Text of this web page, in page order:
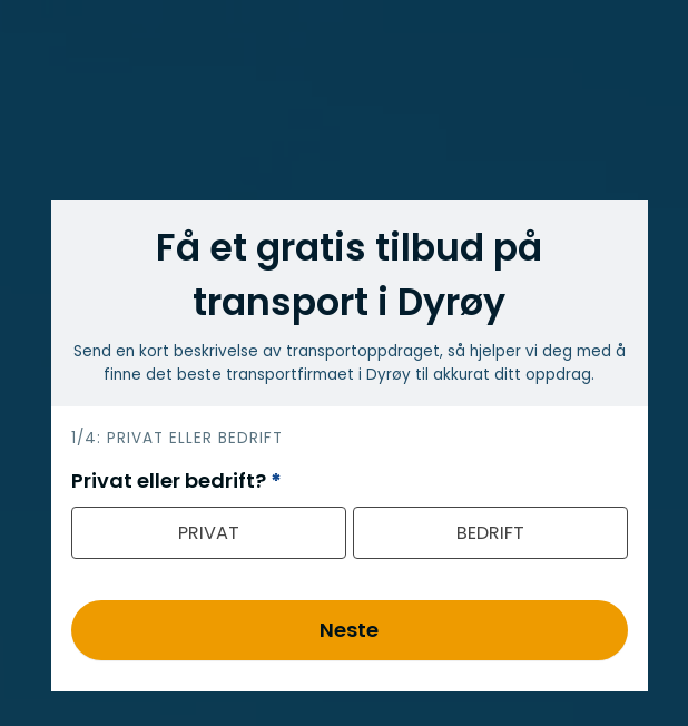
Få et gratis tilbud på
transport i Dyrøy
Send en kort beskrivelse av transport­oppdraget, så hjelper vi deg med å
finne det beste transport­firmaet i Dyrøy til akkurat ditt oppdrag.
h
e
r
1/4: PRIVAT ELLER BEDRIFT
Privat eller bedrift? *
PRIVAT BEDRIFT
Neste